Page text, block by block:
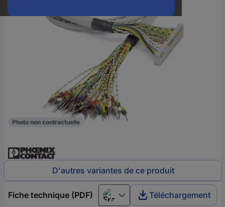
Photo non contractuelle
D'autres variantes de ce produit
Fiche technique (PDF) Français Téléchargement